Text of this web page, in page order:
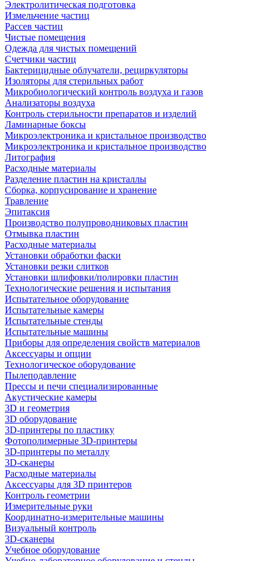
Электролитическая подготовка
Измельчение частиц
Рассев частиц
Чистые помещения
Одежда для чистых помещений
Счетчики частиц
Бактерицидные облучатели, рециркуляторы
Изоляторы для стерильных работ
Микробиологический контроль воздуха и газов
Анализаторы воздуха
Контроль стерильности препаратов и изделий
Ламинарные боксы
Микроэлектроника и кристальное производство
Микроэлектроника и кристальное производство
Литография
Расходные материалы
Разделение пластин на кристаллы
Сборка, корпусирование и хранение
Травление
Эпитаксия
Производство полупроводниковых пластин
Отмывка пластин
Расходные материалы
Установки обработки фаски
Установки резки слитков
Установки шлифовки/полировки пластин
Технологические решения и испытания
Испытательное оборудование
Испытательные камеры
Испытательные стенды
Испытательные машины
Приборы для определения свойств материалов
Аксессуары и опции
Технологическое оборудование
Пылеподавление
Прессы и печи специализированные
Акустические камеры
3D и геометрия
3D оборудование
3D-принтеры по пластику
Фотополимерные 3D-принтеры
3D-принтеры по металлу
3D-сканеры
Расходные материалы
Аксессуары для 3D принтеров
Контроль геометрии
Измерительные руки
Координатно-измерительные машины
Визуальный контроль
3D-сканеры
Учебное оборудование